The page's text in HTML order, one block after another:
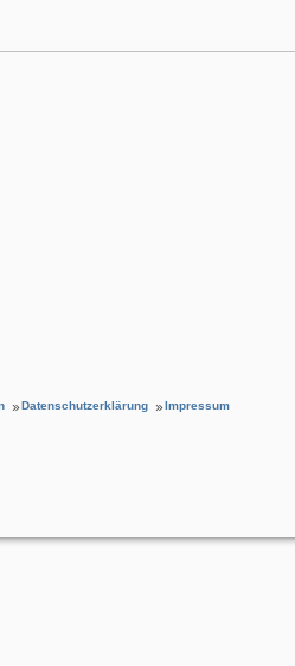
Datenschutzerklärung Impressum